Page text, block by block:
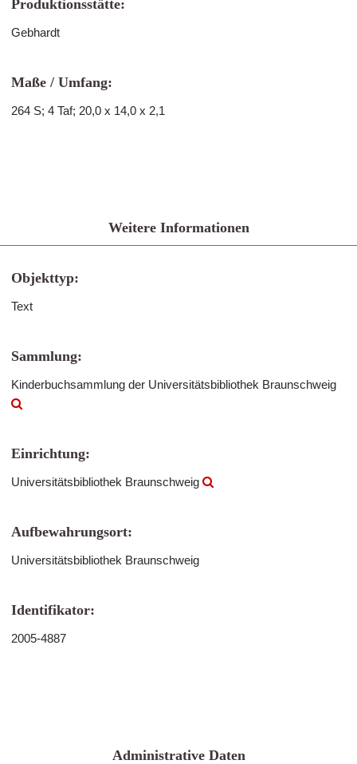
Produktionsstätte:
Gebhardt
Maße / Umfang:
264 S; 4 Taf; 20,0 x 14,0 x 2,1
Weitere Informationen
Objekttyp:
Text
Sammlung:
Kinderbuchsammlung der Universitätsbibliothek Braunschweig
Einrichtung:
Universitätsbibliothek Braunschweig
Aufbewahrungsort:
Universitätsbibliothek Braunschweig
Identifikator:
2005-4887
Administrative Daten